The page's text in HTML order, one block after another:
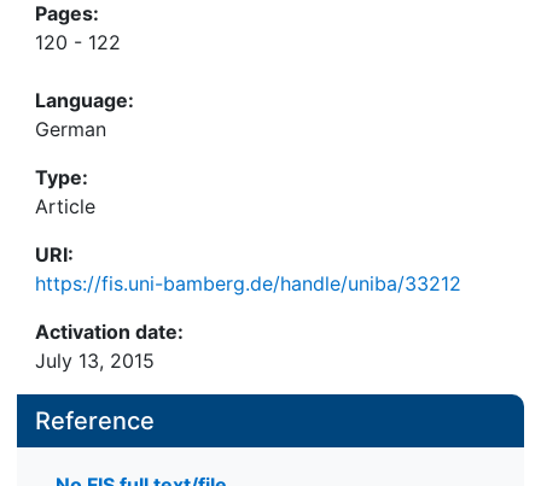
Pages:
120 - 122
Language:
German
Type:
Article
URI:
https://fis.uni-bamberg.de/handle/uniba/33212
Activation date:
July 13, 2015
Reference